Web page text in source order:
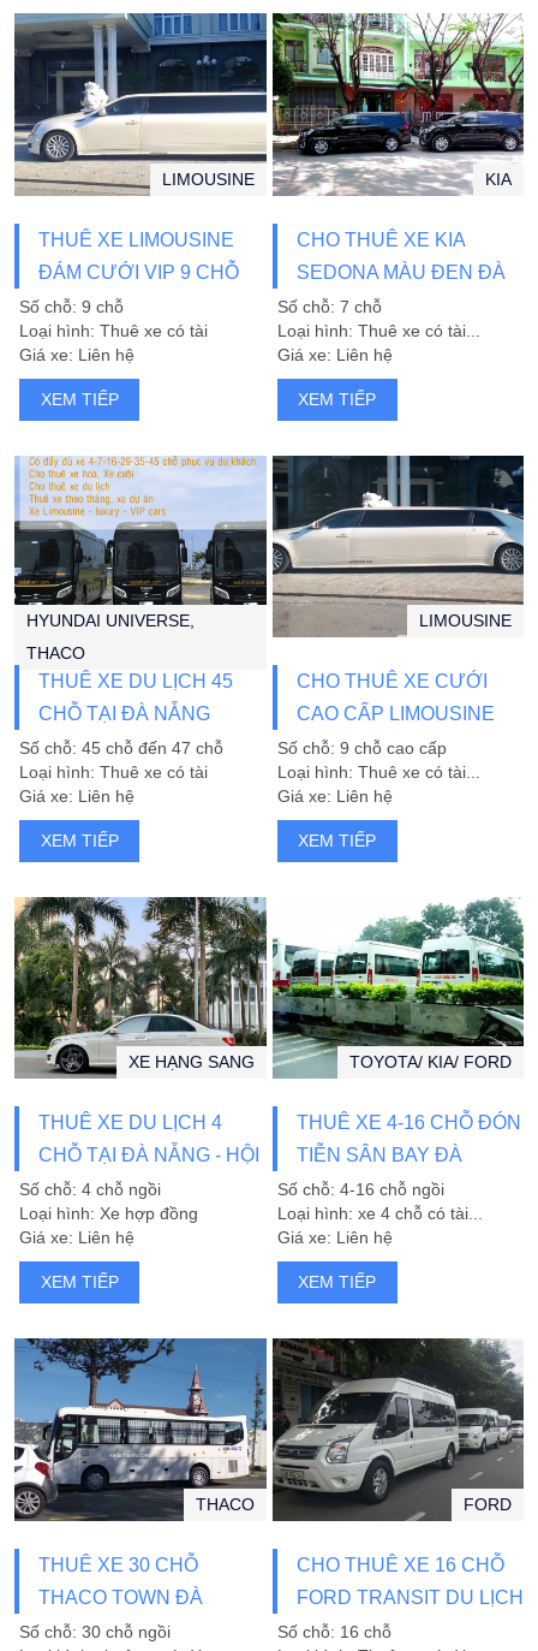
THUÊ XE LIMOUSINE
ĐÁM CƯỚI VIP 9 CHỖ
ĐÀ NẴNG
LIMOUSINE
Số chỗ: 9 chỗ
Loại hình: Thuê xe có tài
Giá xe: Liên hệ
XEM TIẾP
CHO THUÊ XE KIA
SEDONA MÀU ĐEN ĐÀ
NẴNG
KIA
Số chỗ: 7 chỗ
Loại hình: Thuê xe có tài...
Giá xe: Liên hệ
XEM TIẾP
THUÊ XE DU LỊCH 45
CHỖ TẠI ĐÀ NẴNG
HYUNDAI UNIVERSE,
THACO
Số chỗ: 45 chỗ đến 47 chỗ
Loại hình: Thuê xe có tài
Giá xe: Liên hệ
XEM TIẾP
CHO THUÊ XE CƯỚI
CAO CẤP LIMOUSINE
HẠNG SANG
LIMOUSINE
Số chỗ: 9 chỗ cao cấp
Loại hình: Thuê xe có tài...
Giá xe: Liên hệ
XEM TIẾP
THUÊ XE DU LỊCH 4
CHỖ TẠI ĐÀ NẴNG - HỘI
AN
XE HẠNG SANG
Số chỗ: 4 chỗ ngồi
Loại hình: Xe hợp đồng
Giá xe: Liên hệ
XEM TIẾP
THUÊ XE 4-16 CHỖ ĐÓN
TIỄN SÂN BAY ĐÀ
NẴNG, HUẾ, HỘI AN
TOYOTA/ KIA/ FORD
Số chỗ: 4-16 chỗ ngồi
Loại hình: xe 4 chỗ có tài...
Giá xe: Liên hệ
XEM TIẾP
THUÊ XE 30 CHỖ
THACO TOWN ĐÀ
NẴNG, XE DU LỊCH UY
THACO
Số chỗ: 30 chỗ ngồi
CHO THUÊ XE 16 CHỖ
FORD TRANSIT DU LỊCH
FORD
Số chỗ: 16 chỗ